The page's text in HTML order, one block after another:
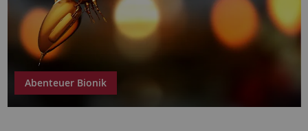
Abenteuer Bionik